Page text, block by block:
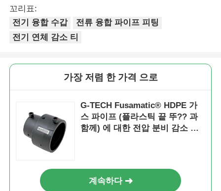
꼬리표:
전기 융합 수갑
전류 융합 파이프 피팅
전기 연체 감소 티
가장 저렴 한 가격 으로
G-TECH Fusamatic® HDPE 가
스 파이프 (플라스틱 끝 뚜?? 과
함께) 에 대한 전압 분비 감소 수
계속하다